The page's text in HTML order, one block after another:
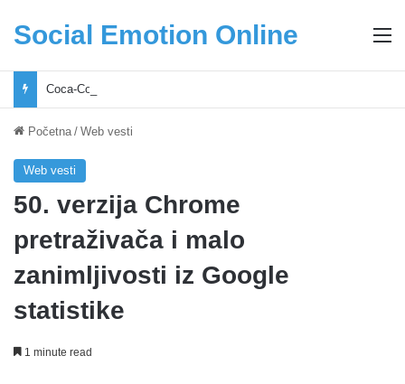
Social Emotion Online
Početna / Web vesti
Web vesti
50. verzija Chrome
pretraživača i malo
zanimljivosti iz Google
statistike
1 minute read